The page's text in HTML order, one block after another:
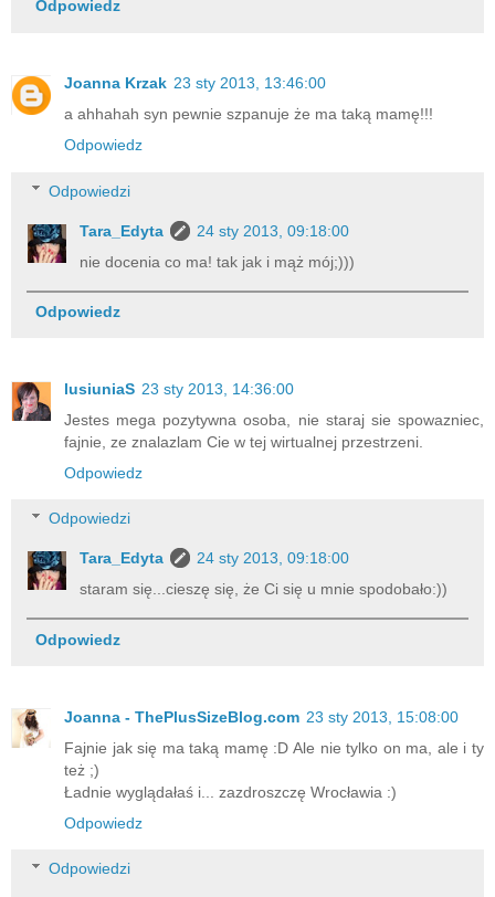
Odpowiedz
Joanna Krzak 23 sty 2013, 13:46:00
a ahhahah syn pewnie szpanuje że ma taką mamę!!!
Odpowiedz
Odpowiedzi
Tara_Edyta
24 sty 2013, 09:18:00
nie docenia co ma! tak jak i mąż mój;)))
Odpowiedz
lusiuniaS 23 sty 2013, 14:36:00
Jestes mega pozytywna osoba, nie staraj sie spowazniec,
fajnie, ze znalazlam Cie w tej wirtualnej przestrzeni.
Odpowiedz
Odpowiedzi
Tara_Edyta
24 sty 2013, 09:18:00
staram się...cieszę się, że Ci się u mnie spodobało:))
Odpowiedz
Joanna - ThePlusSizeBlog.com 23 sty 2013, 15:08:00
Fajnie jak się ma taką mamę :D Ale nie tylko on ma, ale i ty
też ;)
Ładnie wyglądałaś i... zazdroszczę Wrocławia :)
Odpowiedz
Odpowiedzi